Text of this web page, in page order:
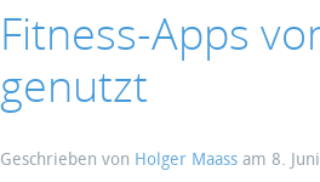
Fitness-Apps
genutzt
Geschrieben von Holger Maass am 8.